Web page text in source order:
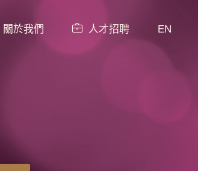
關於我們 人才招聘 EN